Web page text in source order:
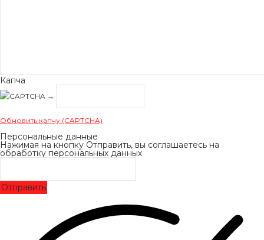
Капча
→
Обновить капчу (CAPTCHA)
Персональные данные
Нажимая на кнопку Отправить, вы соглашаетесь на
обработку персональных данных
Отправить